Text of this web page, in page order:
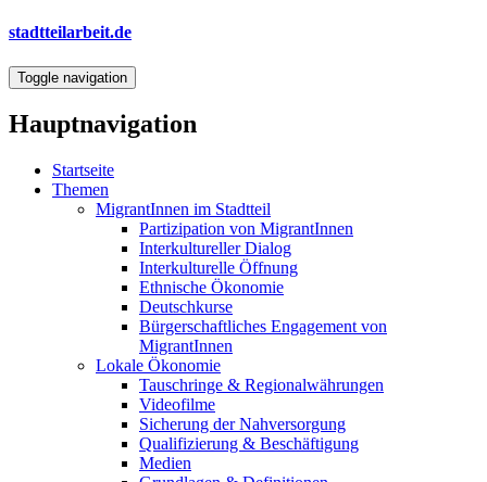
Direkt
Inhalt
stadtteilarbeit.de
Toggle navigation
Hauptnavigation
Startseite
Themen
MigrantInnen im Stadtteil
Partizipation von MigrantInnen
Interkultureller Dialog
Interkulturelle Öffnung
Ethnische Ökonomie
Deutschkurse
Bürgerschaftliches Engagement von
MigrantInnen
Lokale Ökonomie
Tauschringe & Regionalwährungen
Videofilme
Sicherung der Nahversorgung
Qualifizierung & Beschäftigung
Medien